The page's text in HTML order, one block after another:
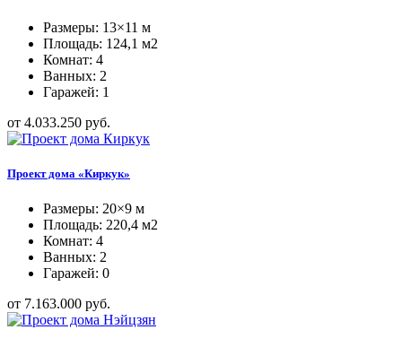
Размеры: 13×11 м
Площадь: 124,1 м2
Комнат: 4
Ванных: 2
Гаражей: 1
от 4.033.250 руб.
Проект дома «Киркук»
Размеры: 20×9 м
Площадь: 220,4 м2
Комнат: 4
Ванных: 2
Гаражей: 0
от 7.163.000 руб.